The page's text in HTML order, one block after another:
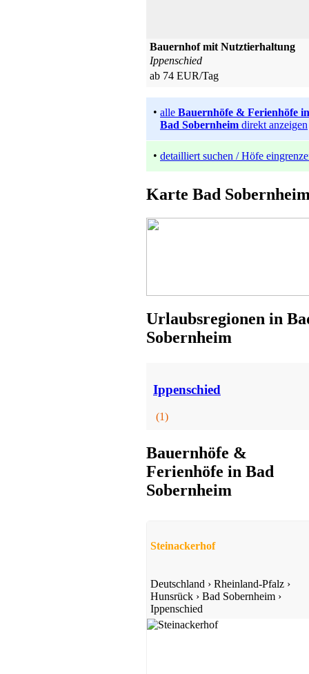
Bauernhof mit Nutztierhaltung
Ippenschied
ab 74 EUR/Tag
Gries
St. Wendel
Preis auf Anfrage
• alle Bauernhöfe & Ferienhöfe in
Bad Sobernheim direkt anzeigen
• detailliert suchen / Höfe
Karte Bad
Urlaubsregionen in
Sobernheim
Ippenschied
(1)
Bauernhöfe &
Ferienhöfe in Bad
Sobernheim
Steinackerhof
Deutschland › Rheinland-Pfalz ›
Hunsrück › Bad Sobernheim ›
Ippenschied